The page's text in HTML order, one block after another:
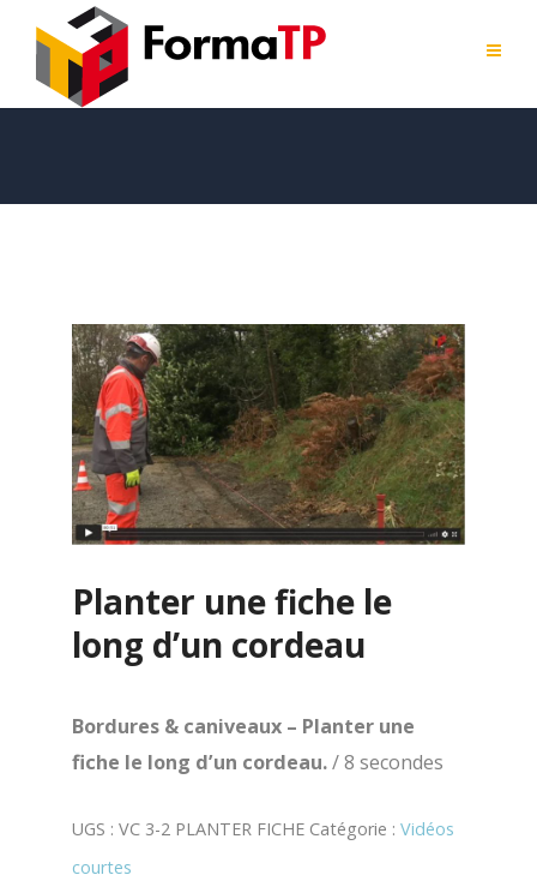
Planter une fiche le
long d’un cordeau
Bordures & caniveaux – Planter une
fiche le long d’un cordeau./ 8 secondes
UGS : VC 3-2 PLANTER FICHE Catégorie : Vidéos
courtes